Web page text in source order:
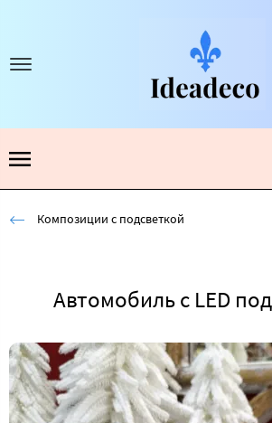
Композиции с подсветкой
Автомобиль с LED